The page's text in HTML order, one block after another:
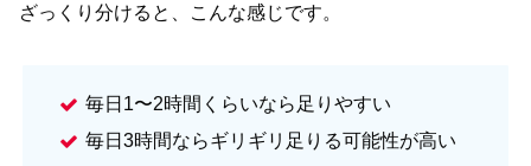
ざっくり分けると、こんな感じです。
毎日1〜2時間くらいなら足りやすい
毎日3時間ならギリギリ足りる可能性が高い